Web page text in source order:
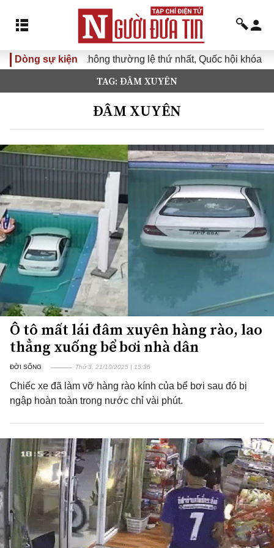
Dòng sự kiện
họp không thường lệ thứ nhất, Quốc hội khóa XVI Đưa
TAG: ĐÂM XUYÊN
ĐÂM XUYÊN
Ô tô mất lái đâm xuyên hàng rào, lao
thẳng xuống bể bơi nhà dân
ĐỜI SỐNG Thứ 3, 21/10/2025 | 15:36
Chiếc xe đã làm vỡ hàng rào kính của bể bơi sau đó bị
ngập hoàn toàn trong nước chỉ vài phút.